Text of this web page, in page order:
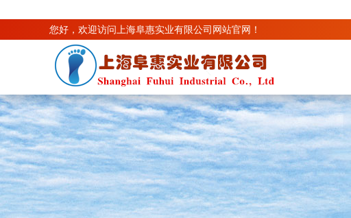
您好，欢迎访问上海阜惠实业有限公司网站官网！